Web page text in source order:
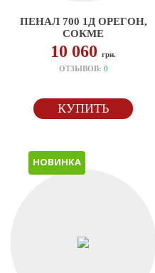
ПЕНАЛ 700 1Д ОРЕГОН,
СОКМЕ
10 060грн.
ОТЗЫВОВ: 0
КУПИТЬ
НОВИНКА